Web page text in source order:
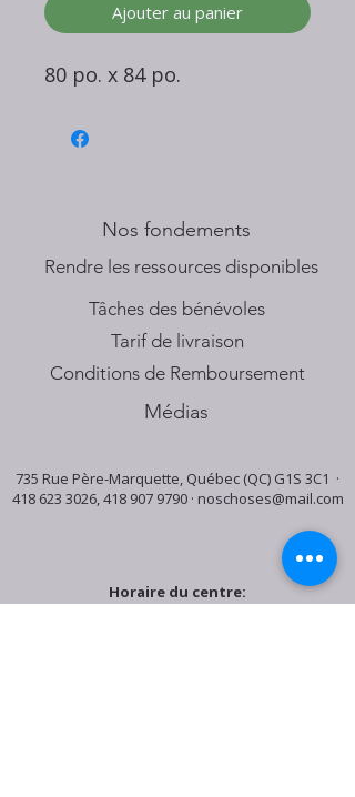
Ajouter au panier
80 po. x 84 po.
Nos fondements
​Rendre les ressources disponibles
Tâches des bénévoles
Tarif de livraison
Conditions de Remboursement
Médias
735 Rue Père-Marquette, Québec (QC) G1S 3C1 ·
418 623 3026,418 907 9790· noschoses@mail.com
Horaire du centre: